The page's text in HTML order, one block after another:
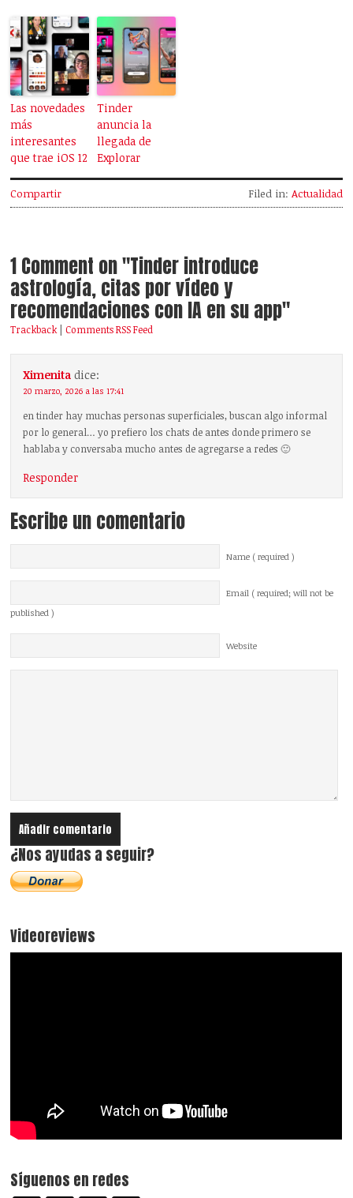
Las novedades
más
interesantes
que trae iOS 12
Tinder
anuncia la
llegada de
Explorar
Compartir Filed in: Actualidad
1 Comment on "Tinder introduce
astrología, citas por vídeo y
recomendaciones con IA en su app"
Trackback|Comments RSS Feed
Ximenita dice:
20 marzo, 2026 a las 17:41
en tinder hay muchas personas superficiales, buscan algo informal
por lo general… yo prefiero los chats de antes donde primero se
hablaba y conversaba mucho antes de agregarse a redes 🙂
Responder
Escribe un comentario
Name ( required )
Email ( required; will not be
published )
Website
¿Nos ayudas a seguir?
Videoreviews
Síguenos en redes